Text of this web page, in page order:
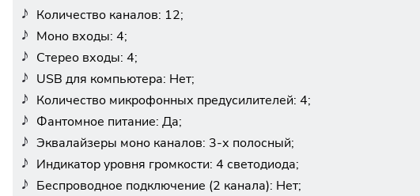
Количество каналов: 12;
Моно входы: 4;
Стерео входы: 4;
USB для компьютера: Нет;
Количество микрофонных предусилителей: 4;
Фантомное питание: Да;
Эквалайзеры моно каналов: 3-х полосный;
Индикатор уровня громкости: 4 светодиода;
Беспроводное подключение (2 канала): Нет;